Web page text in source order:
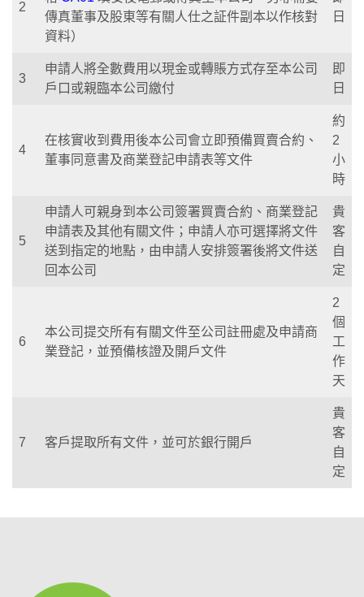
2
傳真董事及股東等有關人仕之証件副本以作核對
資料）
日
3
申請人將全數費用以現金或轉賬方式存至本公司
戶口或親臨本公司繳付
即
日
4
在核實收到費用後本公司會立即預備買賣合約、
董事同意書及商業登記申請表等文件
約
2
小
時
5
申請人可親身到本公司簽署買賣合約、商業登記
申請表及其他有關文件；申請人亦可選擇將文件
送到指定的地點，由申請人安排簽署後將文件送
回本公司
貴
客
自
定
6
本公司提交所有有關文件至公司註冊處及申請商
業登記，並預備核證及開戶文件
2
個
工
作
天
7 客戶提取所有文件，並可於銀行開戶
貴
客
自
定